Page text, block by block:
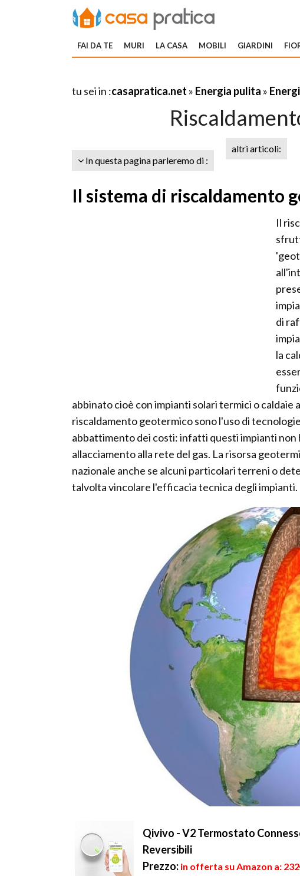
FAI DA TE MURI LA CASA MOBILI GIARDINI
tu sei in :casapratica.net » Energia pulita »
In questa pagina parleremo di :
altri articoli:
Il sistema di riscaldamento
Il
di
la
abbinato cioè con impianti solari termici o caldaie
riscaldamento geotermico sono l'uso di
abbattimento dei costi: infatti questi impianti non
allacciamento alla rete del gas. La risorsa
nazionale anche se alcuni particolari terreni o
talvolta vincolare l'efficacia tecnica degli impianti.
Qivivo - V2 Termostato
Reversibili
Prezzo: in offerta su Amazon a: